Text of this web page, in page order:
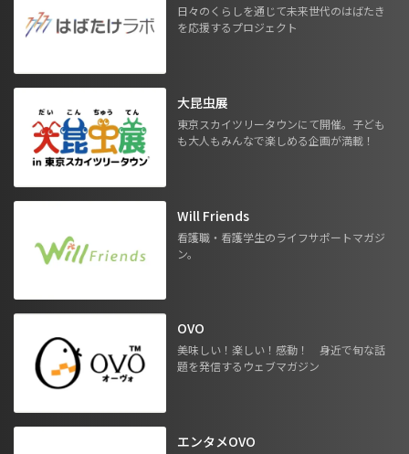
日々のくらしを通じて未来世代のはばたき
を応援するプロジェクト
大昆虫展
東京スカイツリータウンにて開催。子ども
も大人もみんなで楽しめる企画が満載！
Will Friends
看護職・看護学生のライフサポートマガジ
ン。
OVO
美味しい！楽しい！感動！ 身近で旬な話
題を発信するウェブマガジン
エンタメOVO